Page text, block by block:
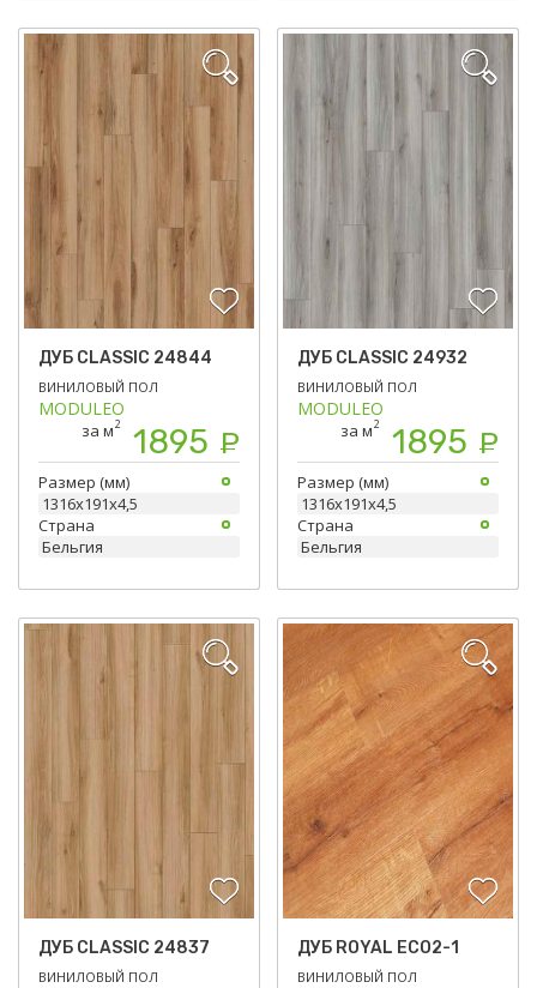
ДУБ CLASSIC 24844
ВИНИЛОВЫЙ ПОЛ
MODULEO
за м2 1895 Р
Размер (мм)
1316х191х4,5
Страна
Бельгия
ДУБ CLASSIC 24932
ВИНИЛОВЫЙ ПОЛ
MODULEO
за м2 1895 Р
Размер (мм)
1316х191х4,5
Страна
Бельгия
ДУБ CLASSIC 24837
ВИНИЛОВЫЙ ПОЛ
ДУБ ROYAL ECO2-1
ВИНИЛОВЫЙ ПОЛ